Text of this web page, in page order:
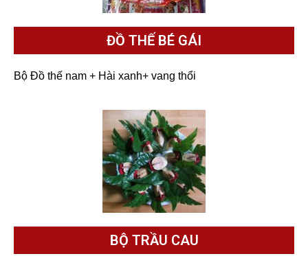
ĐỒ THẾ BÉ GÁI
Bộ Đồ thế nam + Hài xanh+ vang thổi
BỘ TRẦU CAU